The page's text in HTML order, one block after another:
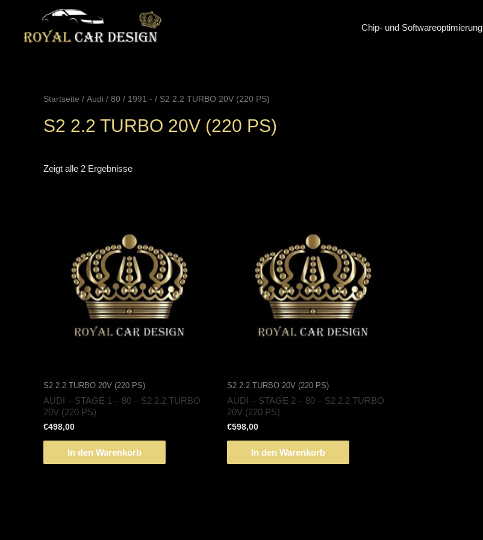
springen
Chip- und Softwareoptimierung
Startseite / Audi / 80 / 1991 - / S2 2.2 TURBO 20V (220 PS)
S2 2.2 TURBO 20V (220 PS)
Zeigt alle 2 Ergebnisse
S2 2.2 TURBO 20V (220 PS)
AUDI – STAGE 1 – 80 – S2 2.2 TURBO
20V (220 PS)
€498,00
In den Warenkorb
S2 2.2 TURBO 20V (220 PS)
AUDI – STAGE 2 – 80 – S2 2.2 TURBO
20V (220 PS)
€598,00
In den Warenkorb